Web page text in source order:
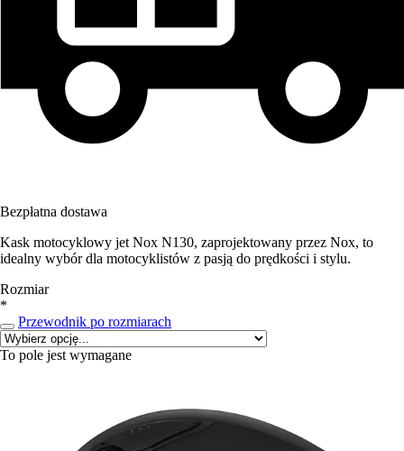
Bezpłatna dostawa
Kask motocyklowy jet Nox N130, zaprojektowany przez Nox, to
idealny wybór dla motocyklistów z pasją do prędkości i stylu.
Rozmiar
*
Przewodnik po rozmiarach
To pole jest wymagane